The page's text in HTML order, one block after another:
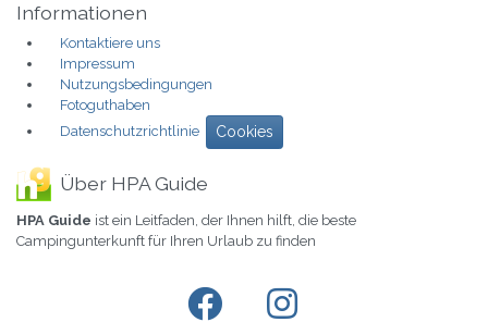
Informationen
Kontaktiere uns
Impressum
Nutzungsbedingungen
Fotoguthaben
Datenschutzrichtlinie
Cookies
Über HPA Guide
HPA Guide ist ein Leitfaden, der Ihnen hilft, die beste
Campingunterkunft für Ihren Urlaub zu finden